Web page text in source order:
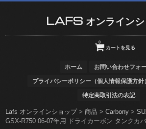
LAFS オンラインシ
カートを見る
0
ホーム お問い合わせフォ
プライバシーポリシー（個人情報保護方針
特定商取引法の表記
Lafs オンラインショップ>商品 >Carbony >
GSX-R750 06-07年用 ドライカーボン タンクカ